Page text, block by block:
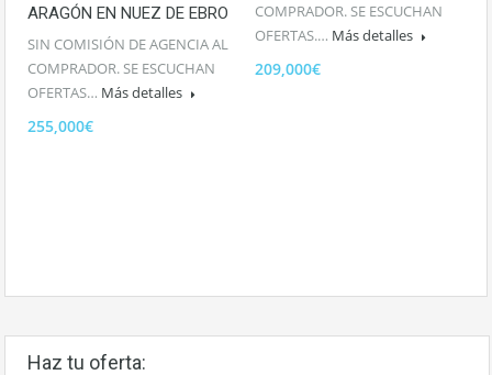
ARAGÓN EN NUEZ DE EBRO
SIN COMISIÓN DE AGENCIA AL
COMPRADOR. SE ESCUCHAN
OFERTAS… Más detalles
255,000€
COMPRADOR. SE ESCUCHAN
OFERTAS.… Más detalles
209,000€
Haz tu oferta: